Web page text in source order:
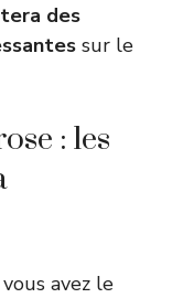
des
sur le
: les
avez le